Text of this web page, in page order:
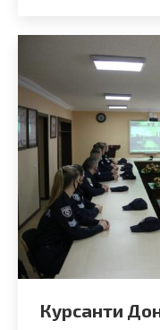
Курсанти